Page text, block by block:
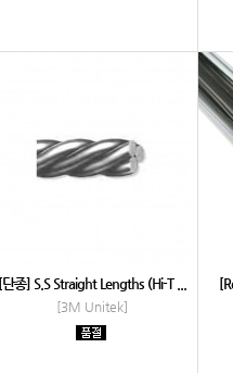
[단종] S.S Straight Lengths (Hi-T ...
[3M Unitek]